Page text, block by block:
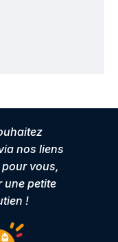
nos liens
pour vous,
une petite
!